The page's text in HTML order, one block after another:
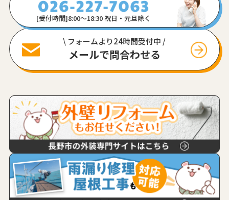
[受付時間]8:00〜18:30 祝日・元旦除く
\ フォームより24時間受付中 /
メールで問合わせる